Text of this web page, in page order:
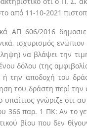
11-10-2021
ΑΠ 606/2016
ισχυρισμός
να βλάψει την
δόλου (της
αποδοχή του
του δράστη περί την
γνώριζε ότι
παρ. 1 ΠΚ: Αν το
βίου που δεν